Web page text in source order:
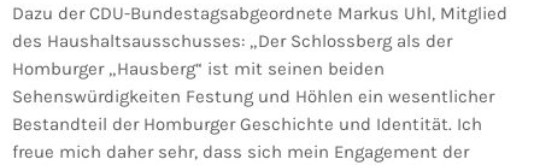
Dazu der CDU-Bundestagsabgeordnete Markus Uhl, Mitglied
des Haushaltsausschusses: „Der Schlossberg als der
Homburger „Hausberg“ ist mit seinen beiden
Sehenswürdigkeiten Festung und Höhlen ein wesentlicher
Bestandteil der Homburger Geschichte und Identität. Ich
freue mich daher sehr, dass sich mein Engagement der